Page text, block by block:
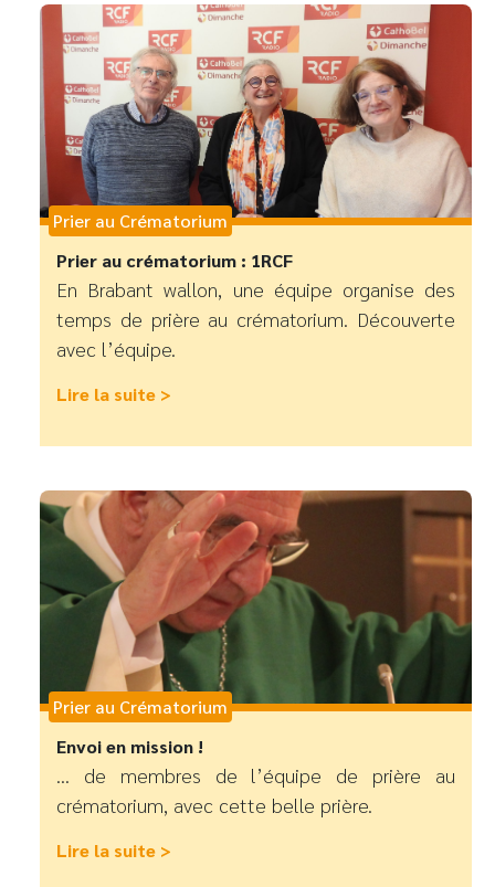
Prier au Crématorium
Prier au crématorium : 1RCF
En Brabant wallon, une équipe organise des
temps de prière au crématorium. Découverte
avec l’équipe.
Lire la suite >
Prier au Crématorium
Envoi en mission !
… de membres de l’équipe de prière au
crématorium, avec cette belle prière.
Lire la suite >